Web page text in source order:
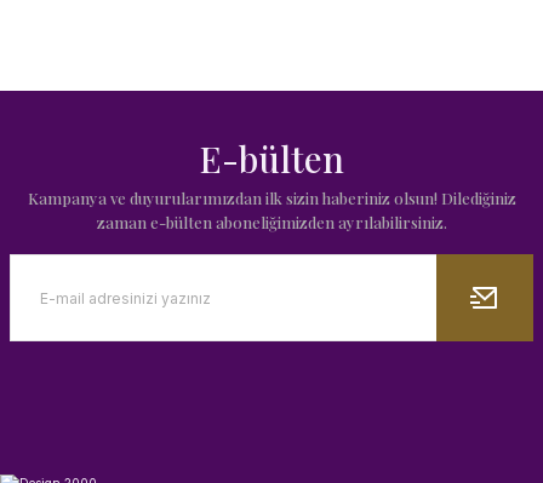
E-bülten
Kampanya ve duyurularımızdan ilk sizin haberiniz olsun! Dilediğiniz
zaman e-bülten aboneliğimizden ayrılabilirsiniz.